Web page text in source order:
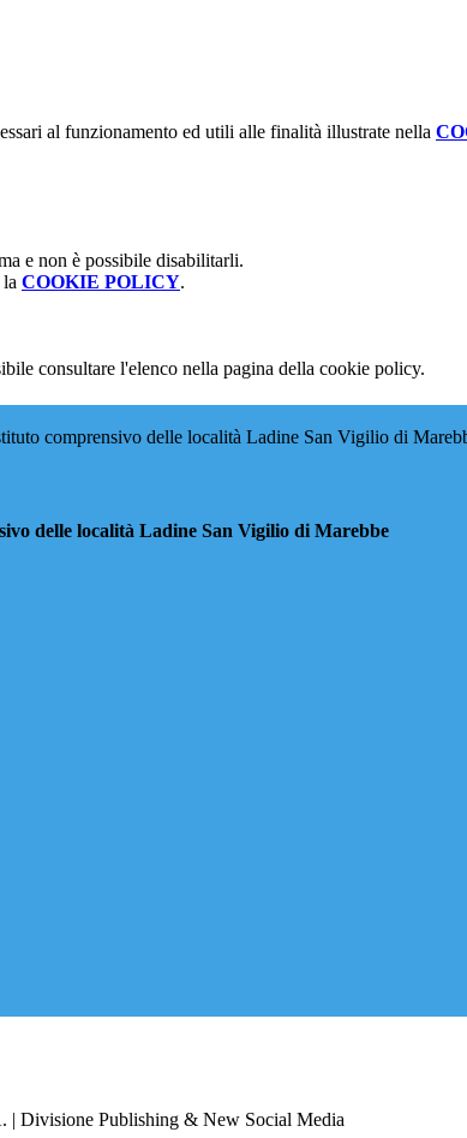
al funzionamento ed utili alle finalità illustrate nella
e non è possibile disabilitarli.
COOKIE POLICY.
consultare l'elenco nella pagina della cookie policy.
comprensivo delle località Ladine San Vigilio di
delle località Ladine San Vigilio di Marebbe
| Divisione Publishing & New Social Media